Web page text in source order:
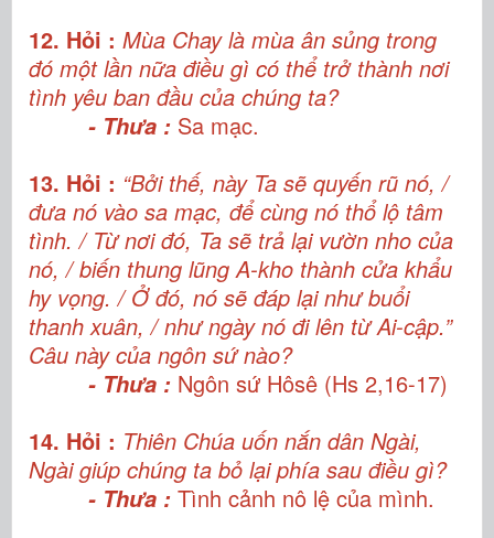
12. Hỏi : Mùa Chay là mùa ân sủng trong
đó một lần nữa điều gì có thể trở thành nơi
tình yêu ban đầu của chúng ta?
- Thưa : Sa mạc.
13. Hỏi : “Bởi thế, này Ta sẽ quyến rũ nó, /
đưa nó vào sa mạc, để cùng nó thổ lộ tâm
tình. / Từ nơi đó, Ta sẽ trả lại vườn nho của
nó, / biến thung lũng A-kho thành cửa khẩu
hy vọng. / Ở đó, nó sẽ đáp lại như buổi
thanh xuân, / như ngày nó đi lên từ Ai-cập.”
Câu này của ngôn sứ nào?
- Thưa : Ngôn sứ Hôsê (Hs 2,16-17)
14. Hỏi : Thiên Chúa uốn nắn dân Ngài,
Ngài giúp chúng ta bỏ lại phía sau điều gì?
- Thưa : Tình cảnh nô lệ của mình.